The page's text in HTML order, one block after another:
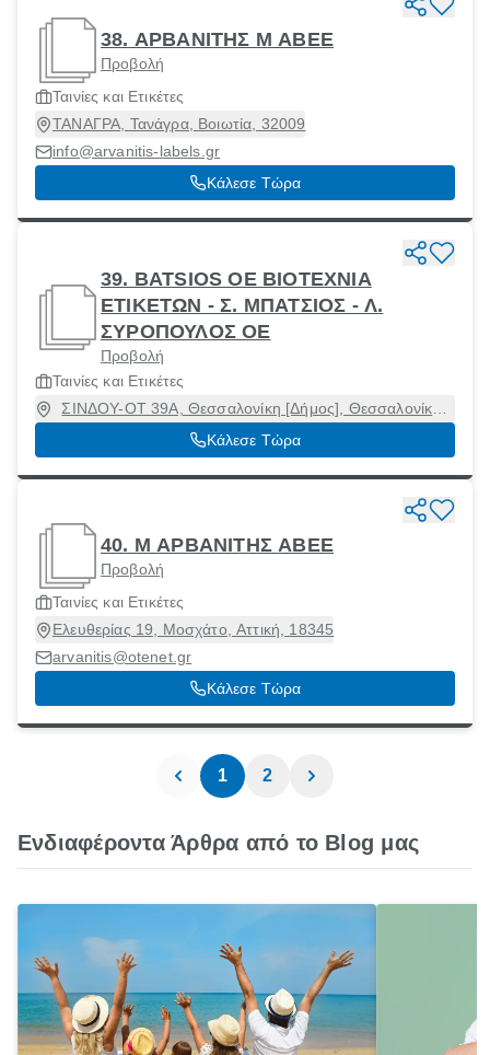
38. ΑΡΒΑΝΙΤΗΣ Μ ΑΒΕΕ
Προβολή
Ταινίες και Ετικέτες
ΤΑΝΑΓΡΑ, Τανάγρα, Βοιωτία, 32009
info@arvanitis-labels.gr
Κάλεσε Τώρα
39. BATSIOS OE ΒΙΟΤΕΧΝΙΑ
ΕΤΙΚΕΤΩΝ - Σ. ΜΠΑΤΣΙΟΣ - Λ.
ΣΥΡΟΠΟΥΛΟΣ ΟΕ
Προβολή
Ταινίες και Ετικέτες
ΣΙΝΔΟΥ-ΟΤ 39Α, Θεσσαλονίκη [Δήμος], Θεσσαλονίκη,
57400
Κάλεσε Τώρα
40. Μ ΑΡΒΑΝΙΤΗΣ ΑΒΕΕ
Προβολή
Ταινίες και Ετικέτες
Ελευθερίας 19, Μοσχάτο, Αττική, 18345
arvanitis@otenet.gr
Κάλεσε Τώρα
1 2
Ενδιαφέροντα Άρθρα από το Blog μας